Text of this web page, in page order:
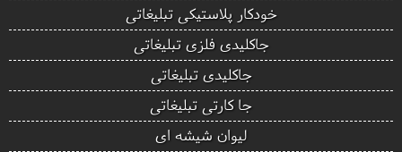
خودکار پلاستیکی تبلیغاتی
جاکلیدی فلزی تبلیغاتی
جاکلیدی تبلیغاتی
جا کارتی تبلیغاتی
لیوان شیشه ای